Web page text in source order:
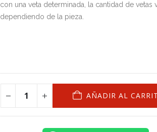
con una veta determinada, la cantidad de vetas
dependiendo de la pieza.
AÑADIR AL